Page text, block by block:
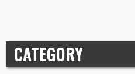
CATEGORY